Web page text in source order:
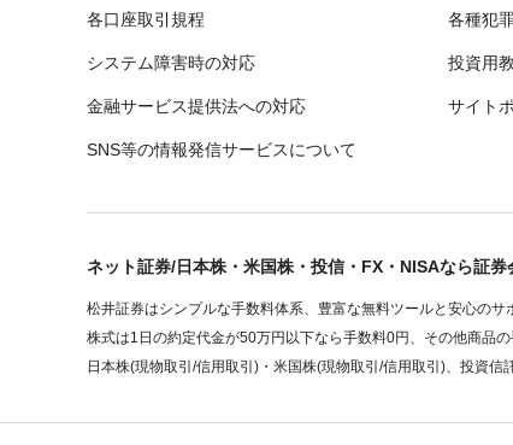
各口座取引規程 各種犯
システム障害時の対応 投資用
金融サービス提供法への対応 サイト
SNS等の情報発信サービスについて
ネット証券/日本株・米国株・投信・FX・NISAなら証券
松井証券はシンプルな手数料体系、豊富な無料ツールと安心の
株式は1日の約定代金が50万円以下なら手数料0円、その他商品
日本株(現物取引/信用取引)・米国株(現物取引/信用取引)、投資